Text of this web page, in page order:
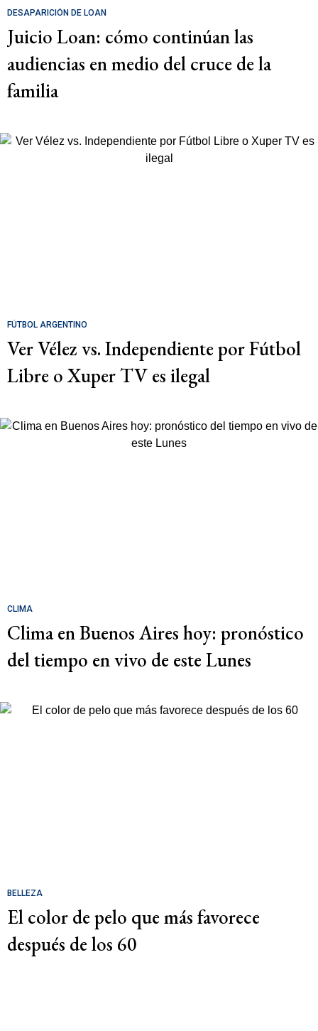
DESAPARICIÓN DE LOAN
Juicio Loan: cómo continúan las
audiencias en medio del cruce de la
familia
FÚTBOL ARGENTINO
Ver Vélez vs. Independiente por Fútbol
Libre o Xuper TV es ilegal
CLIMA
Clima en Buenos Aires hoy: pronóstico
del tiempo en vivo de este Lunes
BELLEZA
El color de pelo que más favorece
después de los 60